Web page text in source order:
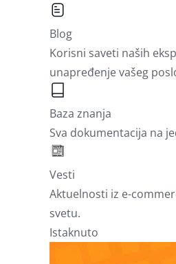
Blog
Korisni saveti naših
unapređenje vašeg
Baza znanja
Sva dokumentacija na
Vesti
Aktuelnosti iz e-
svetu.
Istaknuto